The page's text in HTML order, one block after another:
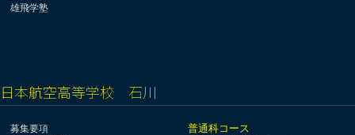
雄飛学塾
日本航空高等学校 石川
募集要項
普通科コース